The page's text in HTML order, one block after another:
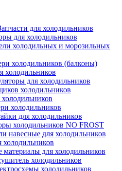
для холодильников
для холодильников
холодильных и морозильных
холодильников (балконы)
холодильников
для холодильников
холодильников
холодильников
для холодильников
холодильников NO FROST
навесные для холодильников
материалы для холодильников
холодильников
холодильников